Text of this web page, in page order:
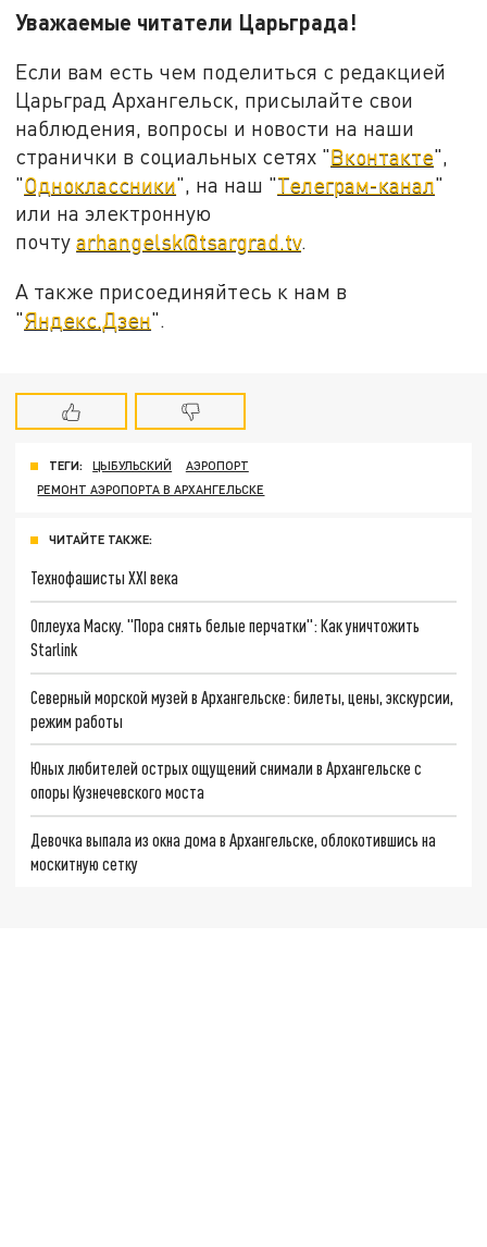
Уважаемые читатели Царьграда!
Если вам есть чем поделиться с редакцией
Царьград Архангельск, присылайте свои
наблюдения, вопросы и новости на наши
странички в социальных сетях "Вконтакте",
"Одноклассники", на наш "Телеграм-канал"
или на электронную
почтуarhangelsk@tsargrad.tv.
А также присоединяйтесь к нам в
"Яндекс.Дзен".
ТЕГИ: ЦЫБУЛЬСКИЙ
АЭРОПОРТ
РЕМОНТ АЭРОПОРТА В АРХАНГЕЛЬСКЕ
ЧИТАЙТЕ ТАКЖЕ:
Технофашисты XXI века
Оплеуха Маску. "Пора снять белые перчатки": Как уничтожить
Starlink
Северный морской музей в Архангельске: билеты, цены, экскурсии,
режим работы
Юных любителей острых ощущений снимали в Архангельске с
опоры Кузнечевского моста
Девочка выпала из окна дома в Архангельске, облокотившись на
москитную сетку